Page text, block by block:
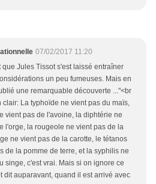
07/02/2017 11:20
que Jules Tissot s'est laissé entraîner
un peu fumeuses. Mais en
une remarquable découverte ..."<br
clair: La typhoïde ne vient pas du maïs,
vient pas de l'avoine, la diphtérie ne
l'orge, la rougeole ne vient pas de la
ne vient pas de la carotte, le tétanos
de la pomme de terre, et la syphilis ne
singe, c'est vrai. Mais si on ignore ce
dit auparavant, quand il est arrivé avec